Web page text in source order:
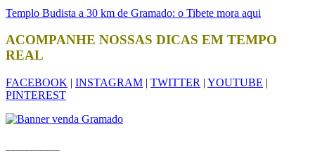
Templo Budista a 30 km de Gramado: o Tibete mora aqui
ACOMPANHE NOSSAS DICAS EM TEMPO
REAL
FACEBOOK | INSTAGRAM | TWITTER | YOUTUBE |
PINTEREST